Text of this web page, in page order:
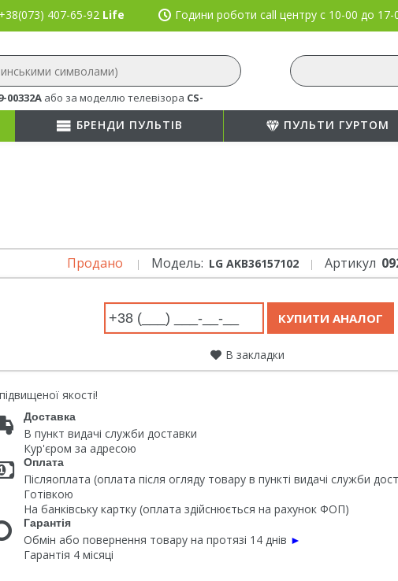
+38(073) 407-65-92 Life Години роботи call центру с 10-00 до 17-
00332A або за моделлю телевізора CS-
БРЕНДИ ПУЛЬТІВ ПУЛЬТИ ГУРТОМ
Продано Модель: LG AKB36157102 Артикул
В закладки
якості!
Доставка
В пункт видачі служби доставки
Кур'єром за адресою
Оплата
Післяоплата (оплата після огляду товару в пункті видачі служби
Готівкою
На банківську картку (оплата здійснюється на рахунок ФОП)
Гарантія
Обмін або повернення товару на протязі 14 днів ►
Гарантія 4 місяці